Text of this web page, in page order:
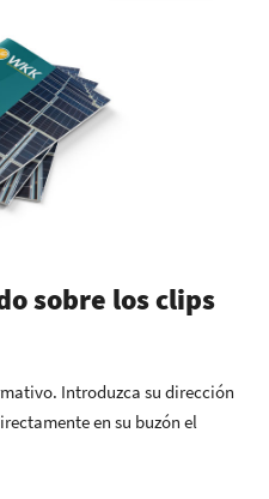
sobre los clips
Introduzca su dirección
en su buzón el